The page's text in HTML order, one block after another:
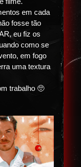
em cada
fosse tão
eu fiz os
como se
em fogo
uma textura
trabalho 🥺